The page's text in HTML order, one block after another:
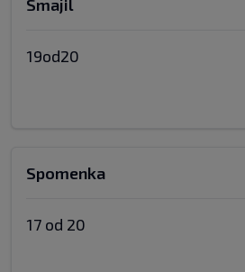
Smajil
19od20
Spomenka
17 od 20